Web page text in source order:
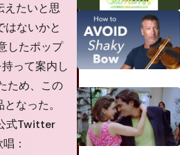
えたいと思
はないかと
したポップ
って案内し
ため、この
なった。
式Twitter
：